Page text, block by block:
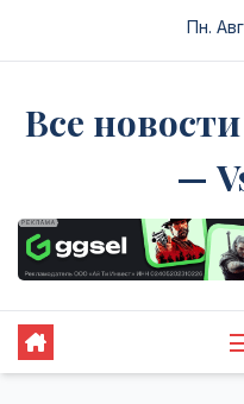
Пн.
Все
—